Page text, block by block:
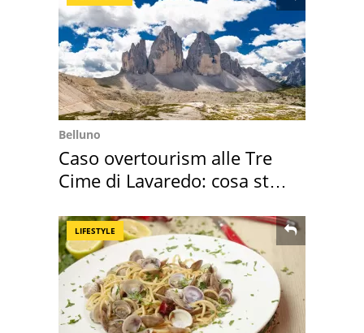
Belluno
Caso overtourism alle Tre
Cime di Lavaredo: cosa sta
LIFESTYLE